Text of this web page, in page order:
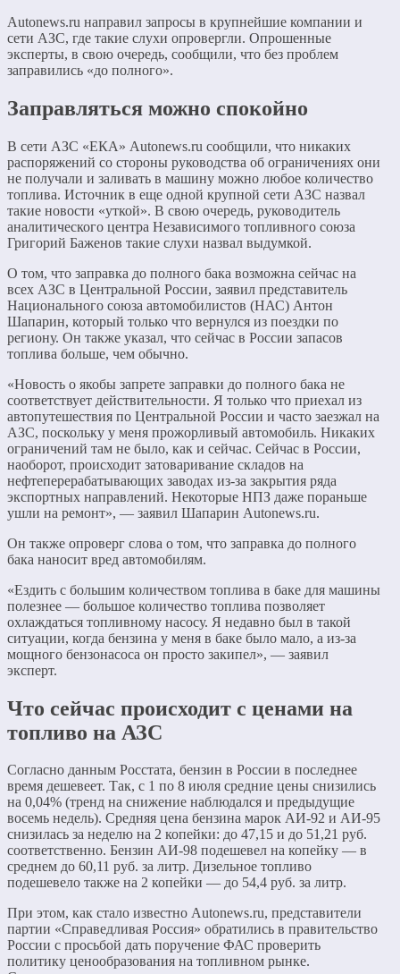
Autonews.ru направил запросы в крупнейшие компании и
сети АЗС, где такие слухи опровергли. Опрошенные
эксперты, в свою очередь, сообщили, что без проблем
заправились «до полного».
Заправляться можно спокойно
В сети АЗС «ЕКА» Autonews.ru сообщили, что никаких
распоряжений со стороны руководства об ограничениях они
не получали и заливать в машину можно любое количество
топлива. Источник в еще одной крупной сети АЗС назвал
такие новости «уткой». В свою очередь, руководитель
аналитического центра Независимого топливного союза
Григорий Баженов такие слухи назвал выдумкой.
О том, что заправка до полного бака возможна сейчас на
всех АЗС в Центральной России, заявил представитель
Национального союза автомобилистов (НАС) Антон
Шапарин, который только что вернулся из поездки по
региону. Он также указал, что сейчас в России запасов
топлива больше, чем обычно.
«Новость о якобы запрете заправки до полного бака не
соответствует действительности. Я только что приехал из
автопутешествия по Центральной России и часто заезжал на
АЗС, поскольку у меня прожорливый автомобиль. Никаких
ограничений там не было, как и сейчас. Сейчас в России,
наоборот, происходит затоваривание складов на
нефтеперерабатывающих заводах из-за закрытия ряда
экспортных направлений. Некоторые НПЗ даже пораньше
ушли на ремонт», — заявил Шапарин Autonews.ru.
Он также опроверг слова о том, что заправка до полного
бака наносит вред автомобилям.
«Ездить с большим количеством топлива в баке для машины
полезнее — большое количество топлива позволяет
охлаждаться топливному насосу. Я недавно был в такой
ситуации, когда бензина у меня в баке было мало, а из-за
мощного бензонасоса он просто закипел», — заявил
эксперт.
Что сейчас происходит с ценами на
топливо на АЗС
Согласно данным Росстата, бензин в России в последнее
время дешевеет. Так, с 1 по 8 июля средние цены снизились
на 0,04% (тренд на снижение наблюдался и предыдущие
восемь недель). Средняя цена бензина марок АИ-92 и АИ-95
снизилась за неделю на 2 копейки: до 47,15 и до 51,21 руб.
соответственно. Бензин АИ-98 подешевел на копейку — в
среднем до 60,11 руб. за литр. Дизельное топливо
подешевело также на 2 копейки — до 54,4 руб. за литр.
При этом, как стало известно Autonews.ru, представители
партии «Справедливая Россия» обратились в правительство
России с просьбой дать поручение ФАС проверить
политику ценообразования на топливном рынке.